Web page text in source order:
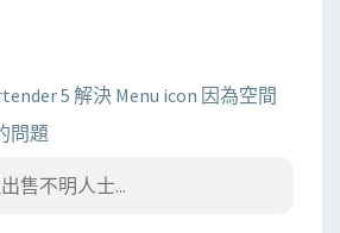
5 解決 Menu icon 因為空間
問題
售不明人士...